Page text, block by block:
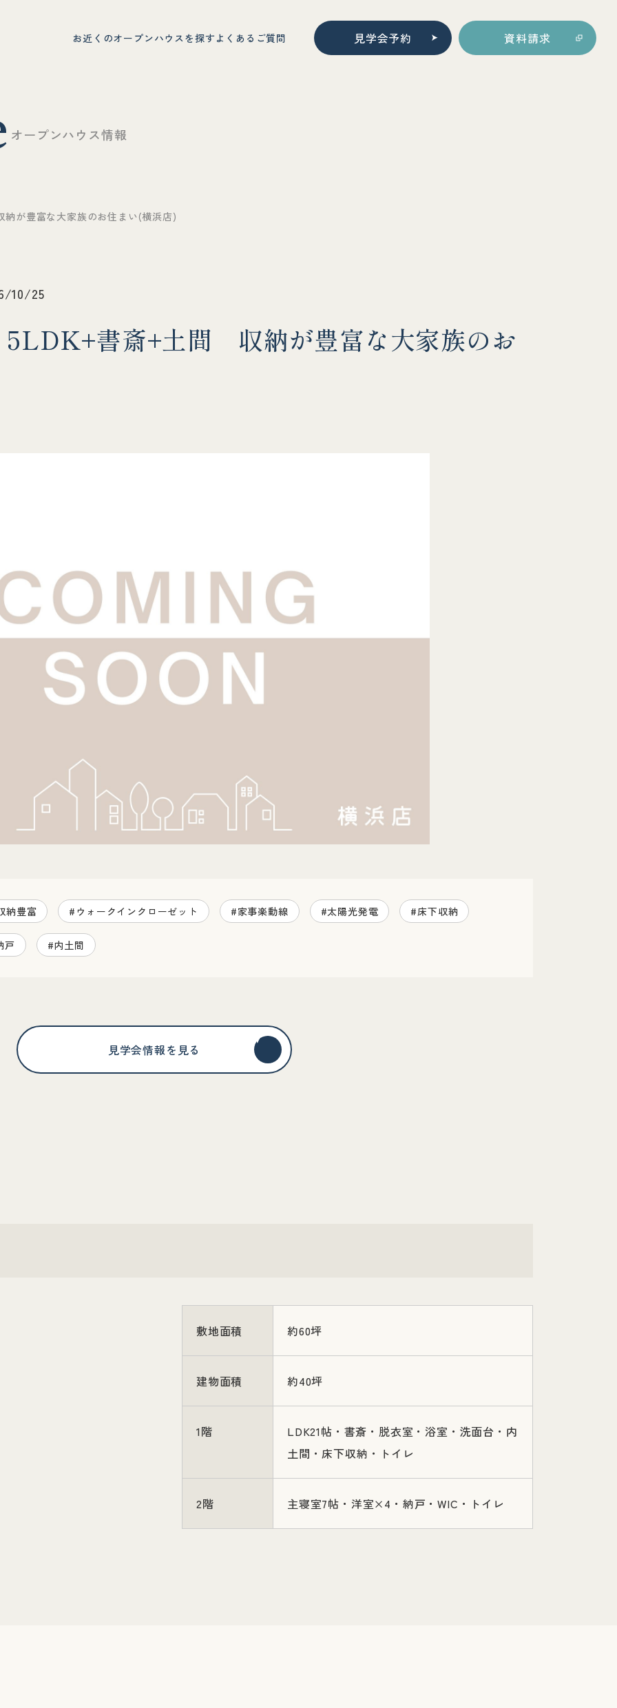
見学会予約 資料請求
お近くのオープンハウスを探すよくあるご質問
オープンハウ ス情報
豊富な大家族のお住まい(横浜店)
10/25
書斎+土間 収納が豊富な大家族のお
納豊富 #ウォークインクローゼット #家事楽動線 #太陽光発電 #床下収納
戸 #内土間
見学会情報を見る
敷地面積 約60坪
建物面積 約40坪
1階
LDK21帖・書斎・脱衣室・浴室・洗面台・内
土間・床下収納・トイレ
2階 主寝室7帖・洋室×4・納戸・WIC・トイレ